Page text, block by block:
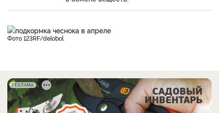
фото 123RF/delobol
РЕКЛАМА